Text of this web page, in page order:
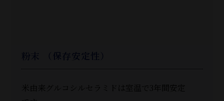
粉末 （保存安定性）
米由来グルコシルセラミドは室温で3年間安定